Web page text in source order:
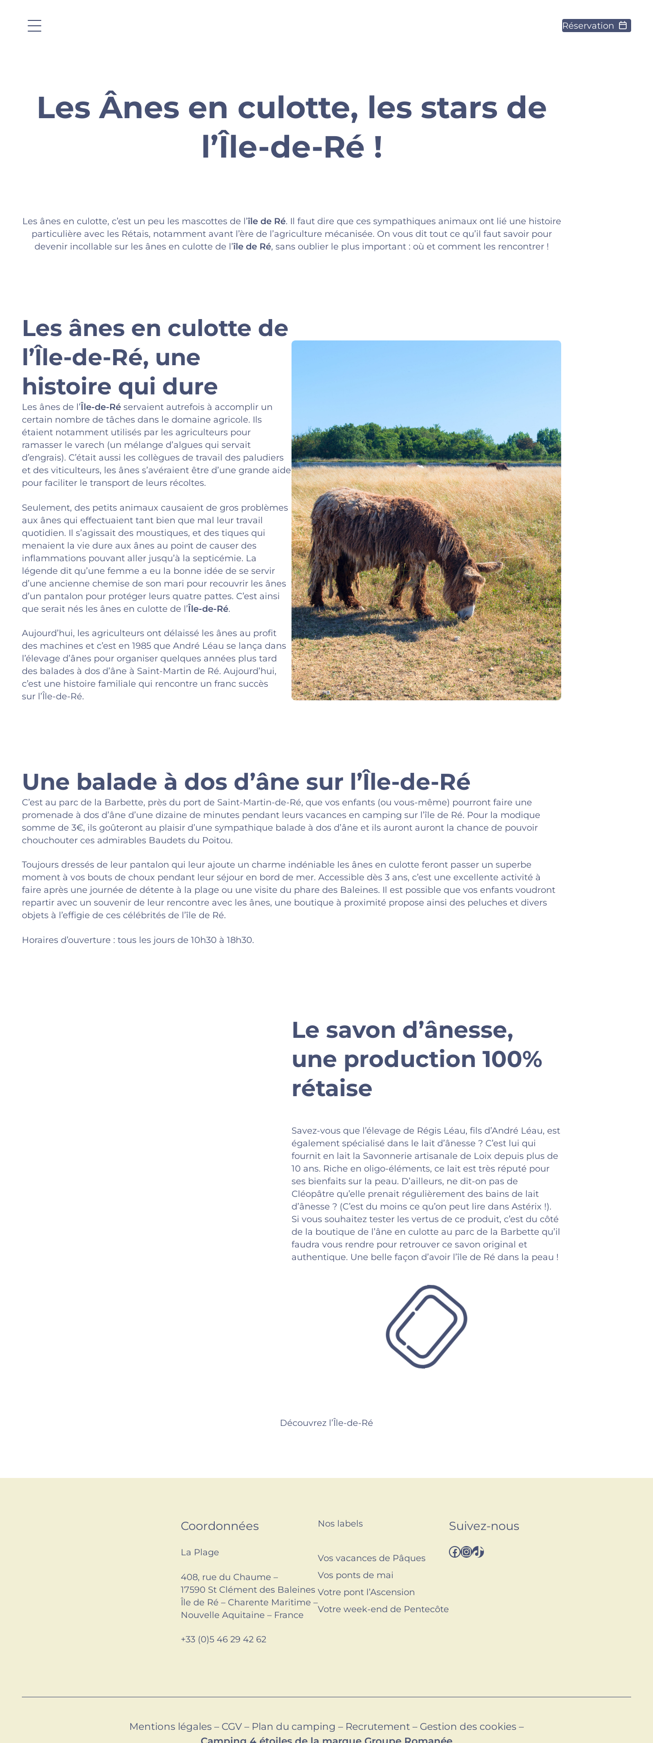
Réservation
Les Ânes en culotte, les stars de
l’Île-de-Ré !
Les ânes en culotte, c’est un peu les mascottes de l’île de Ré. Il faut dire que ces sympathiques animaux ont lié une histoire
particulière avec les Rétais, notamment avant l’ère de l’agriculture mécanisée. On vous dit tout ce qu’il faut savoir pour
devenir incollable sur les ânes en culotte de l’île de Ré, sans oublier le plus important : où et comment les rencontrer !
Les ânes en culotte de
l’Île-de-Ré, une
histoire qui dure
Les ânes de l’Île-de-Ré servaient autrefois à accomplir un
certain nombre de tâches dans le domaine agricole. Ils
étaient notamment utilisés par les agriculteurs pour
ramasser le varech (un mélange d’algues qui servait
d’engrais). C’était aussi les collègues de travail des paludiers
et des viticulteurs, les ânes s’avéraient être d’une grande aide
pour faciliter le transport de leurs récoltes.
Seulement, des petits animaux causaient de gros problèmes
aux ânes qui effectuaient tant bien que mal leur travail
quotidien. Il s’agissait des moustiques, et des tiques qui
menaient la vie dure aux ânes au point de causer des
inflammations pouvant aller jusqu’à la septicémie. La
légende dit qu’une femme a eu la bonne idée de se servir
d’une ancienne chemise de son mari pour recouvrir les ânes
d’un pantalon pour protéger leurs quatre pattes. C’est ainsi
que serait nés les ânes en culotte de l’Île-de-Ré.
Aujourd’hui, les agriculteurs ont délaissé les ânes au profit
des machines et c’est en 1985 que André Léau se lança dans
l’élevage d’ânes pour organiser quelques années plus tard
des balades à dos d’âne à Saint-Martin de Ré. Aujourd’hui,
c’est une histoire familiale qui rencontre un franc succès
sur l’Île-de-Ré.
Une balade à dos d’âne sur l’Île-de-Ré
C’est au parc de la Barbette, près du port de Saint-Martin-de-Ré, que vos enfants (ou vous-même) pourront faire une
promenade à dos d’âne d’une dizaine de minutes pendant leurs vacances en camping sur l’île de Ré. Pour la modique
somme de 3€, ils goûteront au plaisir d’une sympathique balade à dos d’âne et ils auront auront la chance de pouvoir
chouchouter ces admirables Baudets du Poitou.
Toujours dressés de leur pantalon qui leur ajoute un charme indéniable les ânes en culotte feront passer un superbe
moment à vos bouts de choux pendant leur séjour en bord de mer. Accessible dès 3 ans, c’est une excellente activité à
faire après une journée de détente à la plage ou une visite du phare des Baleines. Il est possible que vos enfants voudront
repartir avec un souvenir de leur rencontre avec les ânes, une boutique à proximité propose ainsi des peluches et divers
objets à l’effigie de ces célébrités de l’île de Ré.
Horaires d’ouverture : tous les jours de 10h30 à 18h30.
Le savon d’ânesse,
une production 100%
rétaise
Savez-vous que l’élevage de Régis Léau, fils d’André Léau, est
également spécialisé dans le lait d’ânesse ? C’est lui qui
fournit en lait la Savonnerie artisanale de Loix depuis plus de
10 ans. Riche en oligo-éléments, ce lait est très réputé pour
ses bienfaits sur la peau. D’ailleurs, ne dit-on pas de
Cléopâtre qu’elle prenait régulièrement des bains de lait
d’ânesse ? (C’est du moins ce qu’on peut lire dans Astérix !).
Si vous souhaitez tester les vertus de ce produit, c’est du côté
de la boutique de l’âne en culotte au parc de la Barbette qu’il
faudra vous rendre pour retrouver ce savon original et
authentique. Une belle façon d’avoir l’île de Ré dans la peau !
Découvrez l’Île-de-Ré
Coordonnées
La Plage
408, rue du Chaume –
17590 St Clément des Baleines
Île de Ré – Charente Maritime –
Nouvelle Aquitaine – France
+33 (0)5 46 29 42 62
Nos labels
Vos vacances de Pâques
Vos ponts de mai
Votre pont l’Ascension
Votre week-end de Pentecôte
Suivez-nous
Facebook InstagramTikTok
Mentions légales – CGV – Plan du camping – Recrutement – Gestion des cookies –